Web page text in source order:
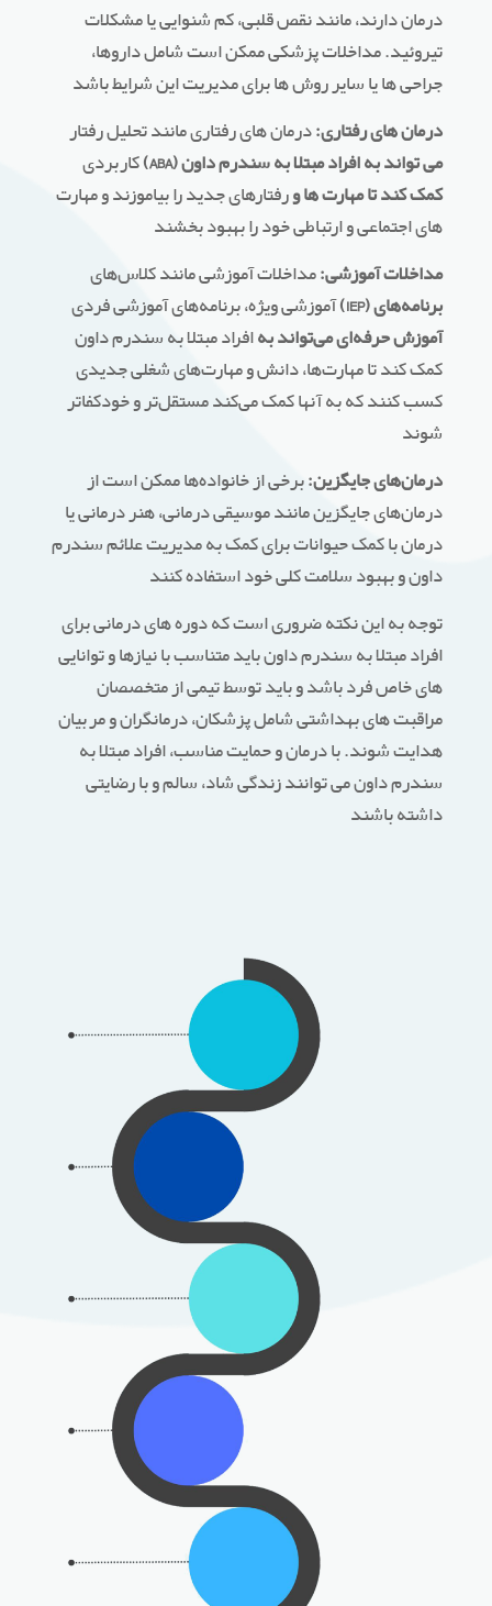
درمان دارند، مانند نقص قلبی، کم شنوایی یا مشکلات
تیروئید. مداخلات پزشکی ممکن است شامل داروها،
جراحی ها یا سایر روش ها برای مدیریت این شرایط باشد
درمان های رفتاری:درمان های رفتاری مانند تحلیل رفتار
(ABA) می تواند به افراد مبتلا به سندرم داون
کمک کند تا مهارت ها ورفتارهای جدید را بیاموزند و مهارت
های اجتماعی و ارتباطی خود را بهبود بخشند
مداخلات آموزشی:مداخلات آموزشی مانند کلاس‌های
آموزشی ویژه، برنامه‌های آموزشی فردی(IEP) برنامه‌های
آموزش حرفه‌ای می‌تواند بهافراد مبتلا به سندرم داون
کمک کند تا مهارت‌ها، دانش و مهارت‌های شغلی جدیدی
کسب کنند که به آنها کمک می‌کند مستقل‌تر و خودکفاتر
شوند
درمان‌های جایگزین:برخی از خانواده‌ها ممکن است از
درمان‌های جایگزین مانند موسیقی درمانی، هنر درمانی یا
درمان با کمک حیوانات برای کمک به مدیریت علائم سندرم
داون و بهبود سلامت کلی خود استفاده کنند
توجه به این نکته ضروری است که دوره های درمانی برای
افراد مبتلا به سندرم داون باید متناسب با نیازها و توانایی
های خاص فرد باشد و باید توسط تیمی از متخصصان
مراقبت های بهداشتی شامل پزشکان، درمانگران و مربیان
هدایت شوند. با درمان و حمایت مناسب، افراد مبتلا به
سندرم داون می توانند زندگی شاد، سالم و با رضایتی
داشته باشند